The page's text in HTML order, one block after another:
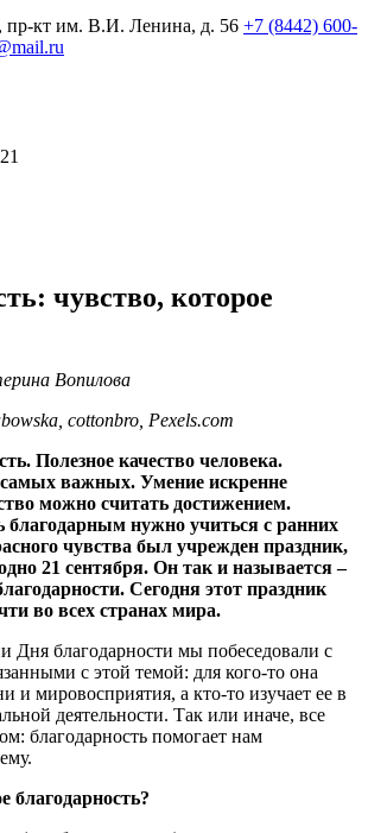
пр-кт им. В.И. Ленина, д. 56 +7 (8442) 600-
чувство, которое
Вопилова
cottonbro, Рexels.com
Полезное качество человека.
важных. Умение искренне
можно считать достижением.
благодарным нужно учиться с ранних
чувства был учрежден праздник,
21 сентября. Он так и называется –
Сегодня этот праздник
во всех странах мира.
благодарности мы побеседовали с
с этой темой: для кого-то она
и мировосприятия, а кто-то изучает ее в
деятельности. Так или иначе, все
благодарность помогает нам